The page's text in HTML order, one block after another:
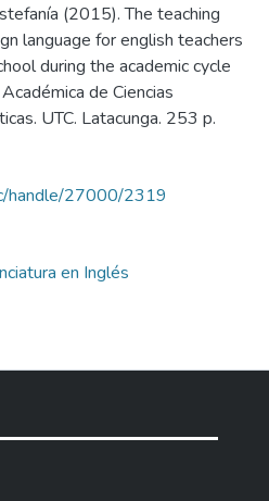
(2015). The teaching
language for english teachers
during the academic cycle
de Ciencias
UTC. Latacunga. 253 p.
handle/27000/2319
en Inglés